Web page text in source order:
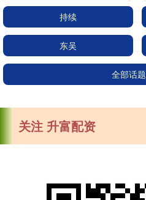
持续
东吴
全部话
关注 升富配资